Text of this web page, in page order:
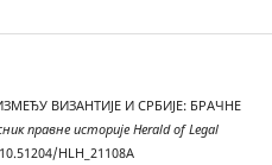
ВИЗАНТИЈЕ И СРБИЈЕ: БРАЧНЕ
правне историје Herald of Legal
HLH_21108A